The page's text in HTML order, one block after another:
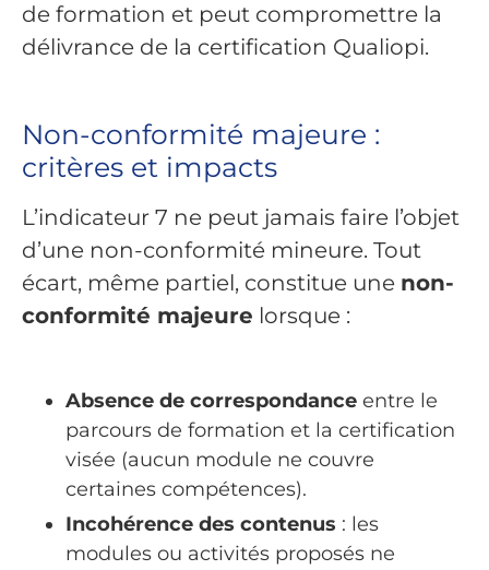
de formation et peut compromettre la
délivrance de la certification Qualiopi.
Non-conformité majeure :
critères et impacts
L’indicateur 7 ne peut jamais faire l’objet
d’une non-conformité mineure. Tout
écart, même partiel, constitue une non-
conformité majeure lorsque :
Absence de correspondance entre le
parcours de formation et la certification
visée (aucun module ne couvre
certaines compétences).
Incohérence des contenus : les
modules ou activités proposés ne